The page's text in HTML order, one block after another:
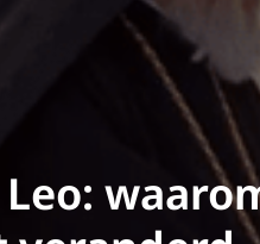
Leo: